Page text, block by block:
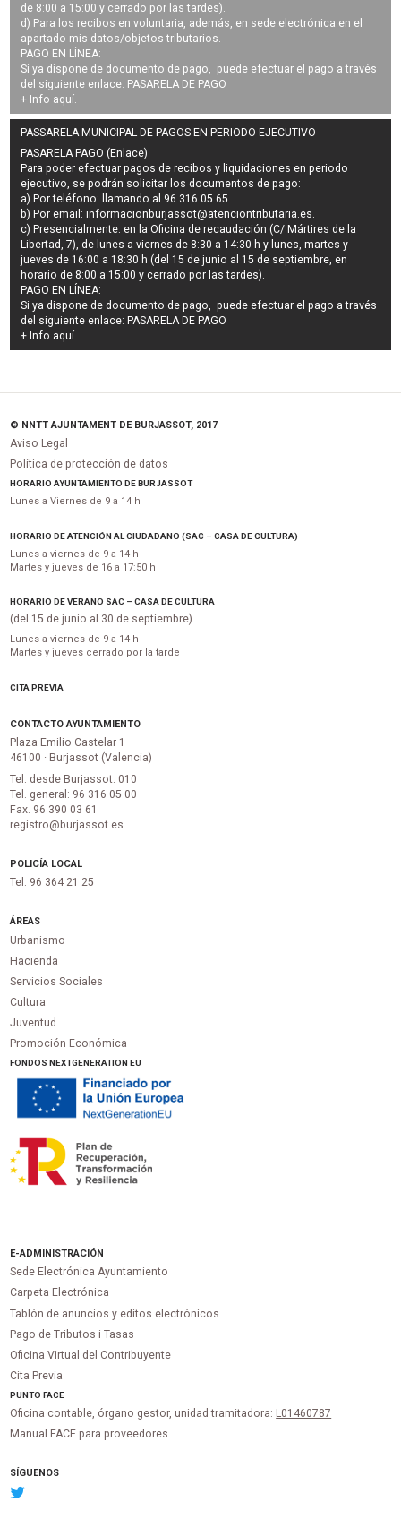
de 8:00 a 15:00 y cerrado por las tardes).
d) Para los recibos en voluntaria, además, en sede electrónica en el
apartado mis datos/objetos tributarios.
PAGO EN LÍNEA:
Si ya dispone de documento de pago, puede efectuar el pago a través
del siguiente enlace: PASARELA DE PAGO
+ Info aquí
PASSARELA MUNICIPAL DE PAGOS EN PERIODO EJECUTIVO
PASARELA PAGO (Enlace)
Para poder efectuar pagos derecibos y liquidaciones en periodo
ejecutivo, se podrán solicitar los documentos de pago:
a) Por teléfono: llamando al 96 316 05 65.
b) Por email:informacionburjassot@atenciontributaria.es.
c) Presencialmente: en la Oficina de recaudación (C/ Mártires de la
Libertad, 7), de lunes a viernes de 8:30 a 14:30 h y lunes, martes y
jueves de 16:00 a 18:30 h (del 15 de junio al 15 de septiembre, en
horario de 8:00 a 15:00 y cerrado por las tardes).
PAGO EN LÍNEA:
Si ya dispone de documento de pago, puede efectuar el pago a través
del siguiente enlace: PASARELA DE PAGO
+ Info aquí.
© NNTT AJUNTAMENT DE BURJASSOT, 2017
Aviso Legal
Política de protección de datos
HORARIO AYUNTAMIENTO DE BURJASSOT
Lunes a Viernes de 9 a 14 h
HORARIO DE ATENCIÓN AL CIUDADANO (SAC – CASA DE CULTURA)
Lunes a viernes de 9 a 14 h
Martes y jueves de 16 a 17:50 h
HORARIO DE VERANO SAC – CASA DE CULTURA
(del 15 de junio al 30 de septiembre)
Lunes a viernes de 9 a 14 h
Martes y jueves cerrado por la tarde
CITA PREVIA
CONTACTO AYUNTAMIENTO
Plaza Emilio Castelar 1
46100 · Burjassot (Valencia)
Tel. desde Burjassot: 010
Tel. general: 96 316 05 00
Fax. 96 390 03 61
registro@burjassot.es
POLICÍA LOCAL
Tel. 96 364 21 25
ÁREAS
Urbanismo
Hacienda
Servicios Sociales
Cultura
Juventud
Promoción Económica
FONDOS NEXTGENERATION EU
E-ADMINISTRACIÓN
Sede Electrónica Ayuntamiento
Carpeta Electrónica
Tablón de anuncios y editos electrónicos
Pago de Tributos i Tasas
Oficina Virtual del Contribuyente
Cita Previa
PUNTOFACE
Oficina contable, órgano gestor, unidad tramitadora: L01460787
Manual FACE para proveedores
SÍGUENOS